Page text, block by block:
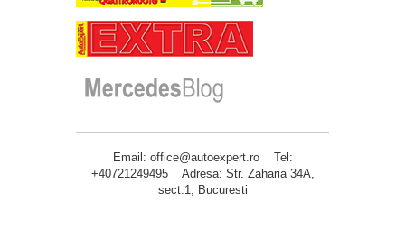
Email: office@autoexpert.ro Tel:
+40721249495 Adresa: Str. Zaharia 34A,
sect.1, Bucuresti